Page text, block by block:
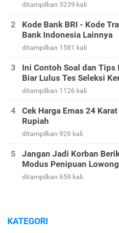
ditampilkan 3239 kali
Kode Bank BRI - Kode
Bank Indonesia Lainnya
ditampilkan 1581 kali
Ini Contoh Soal dan Tips
Biar Lulus Tes Seleksi
ditampilkan 1126 kali
Cek Harga Emas 24
Rupiah
ditampilkan 926 kali
Jangan Jadi Korban
Modus Penipuan
ditampilkan 659 kali
KATEGORI